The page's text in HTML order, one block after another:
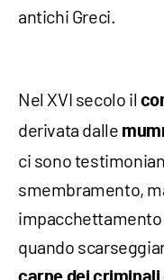
antichi Greci.
Nel XVI secolo il
derivata dalle
ci sono
smembramento,
quando